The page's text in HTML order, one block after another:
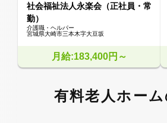
社会福祉法人永楽会（正社員・常
勤）
介護職・ヘルパー
宮城県大崎市三本木字大豆坂
月給:183,400円～
有料老人ホーム